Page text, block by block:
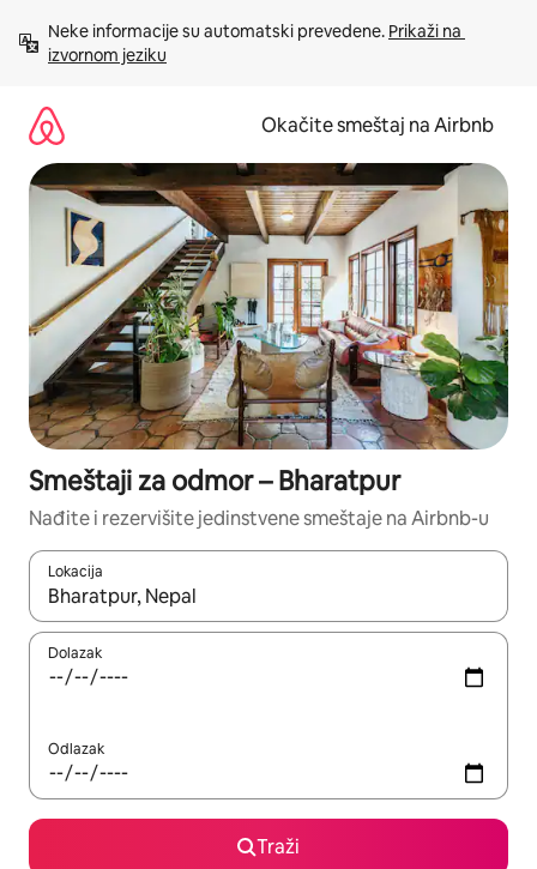
sadržaj
Neke informacije su automatski prevedene. Prikaži na
izvornom jeziku
Okačite smeštaj na Airbnb
Smeštaji za odmor – Bharatpur
Nađite i rezervišite jedinstvene smeštaje na Airbnb-u
Lokacija
Kad su rezultati dostupni, možete da se krećete kroz njih
Dolazak
Odlazak
Traži